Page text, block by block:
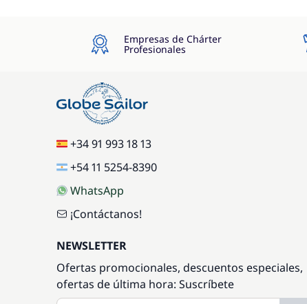
Empresas de Chárter
Profesionales
+34 91 993 18 13
+54 11 5254-8390
WhatsApp
¡Contáctanos!
NEWSLETTER
Ofertas promocionales, descuentos especiales,
ofertas de última hora: Suscríbete